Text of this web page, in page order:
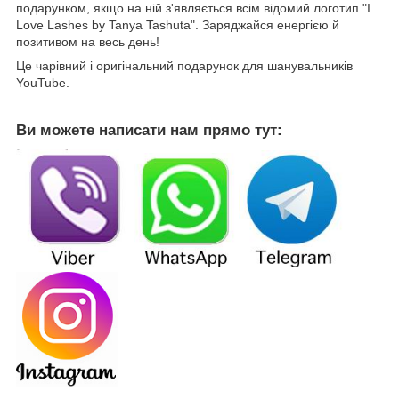
подарунком, якщо на ній з'являється всім відомий логотип "I
Love Lashes by Tanya Tashuta". Заряджайся енергією й
позитивом на весь день!
Це чарівний і оригінальний подарунок для шанувальників
YouTube.
Ви можете написати нам прямо тут: